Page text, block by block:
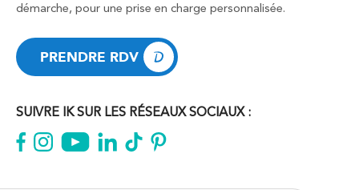
démarche, pour une prise en charge personnalisée.
PRENDRE RDV
SUIVRE IK SUR LES RÉSEAUX SOCIAUX :